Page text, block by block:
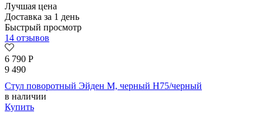
Лучшая цена
Доставка за 1 день
Быстрый просмотр
14 отзывов
6 790 Р
9 490
Стул поворотный Эйден М, черный H75/черный
в наличии
Купить